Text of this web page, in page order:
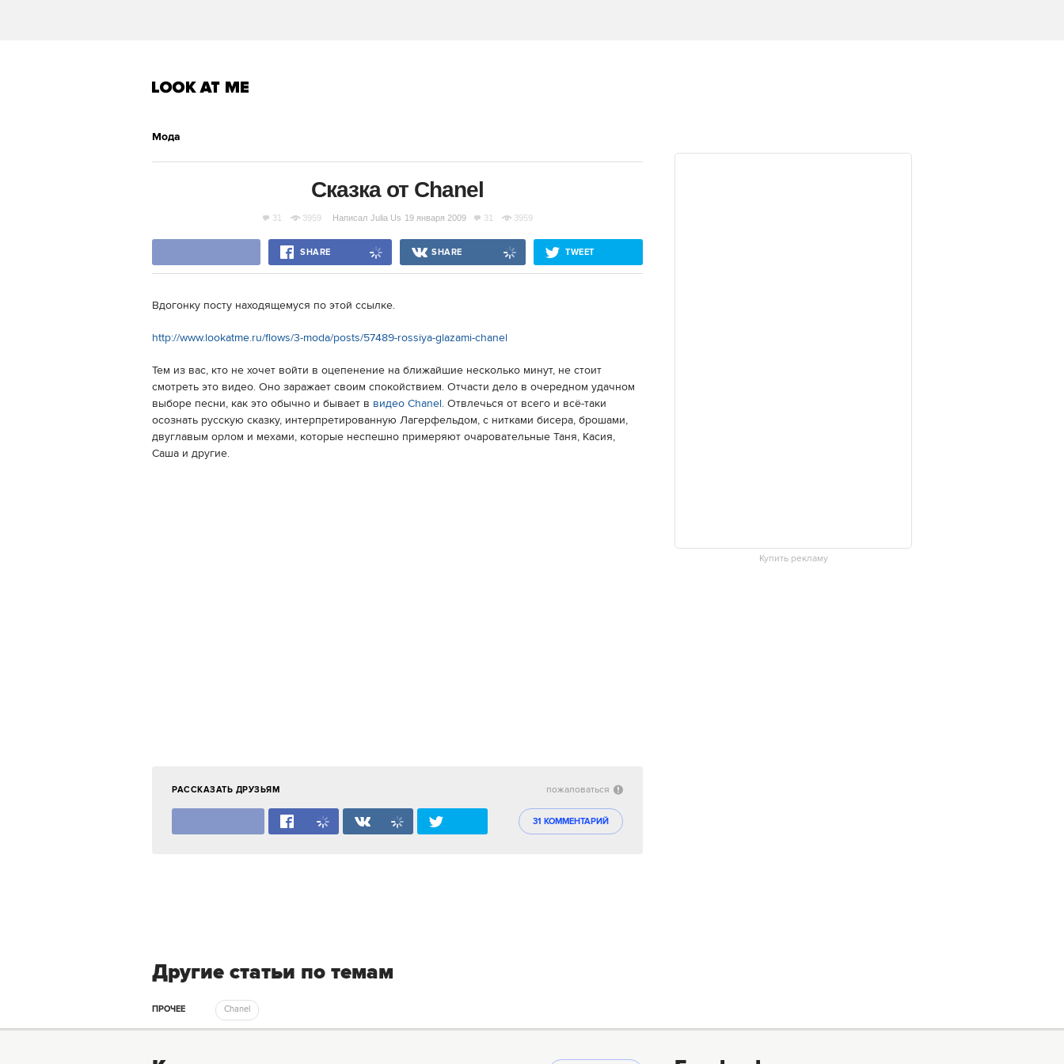
Мода
Сказка от Chanel
31 3959 Написал Julia Us 19 января 2009 31 3959
SHARE SHARE TWEET
Вдогонку посту находящемуся по этой ссылке.
http://www.lookatme.ru/flows/3-moda/posts/57489-rossiya-glazami-chanel
Тем из вас, кто не хочет войти в оцепенение на ближайшие несколько минут, не стоит
смотреть это видео. Оно заражает своим спокойствием. Отчасти дело в очередном удачном
выборе песни, как это обычно и бывает в видео Chanel. Отвлечься от всего и всё-таки
осознать русскую сказку, интерпретированную Лагерфельдом, с нитками бисера, брошами,
двуглавым орлом и мехами, которые неспешно примеряют очаровательные Таня, Касия,
Саша и другие.
РАССКАЗАТЬ ДРУЗЬЯМ
31 КОММЕНТАРИЙ
пожаловаться
Купить рекламу
Другие статьи по темам
ПРОЧЕЕ Chanel